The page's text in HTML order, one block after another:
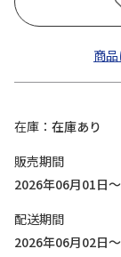
商
在庫
在庫あり
販売期間
2026年06月01日
配送期間
2026年06月02日